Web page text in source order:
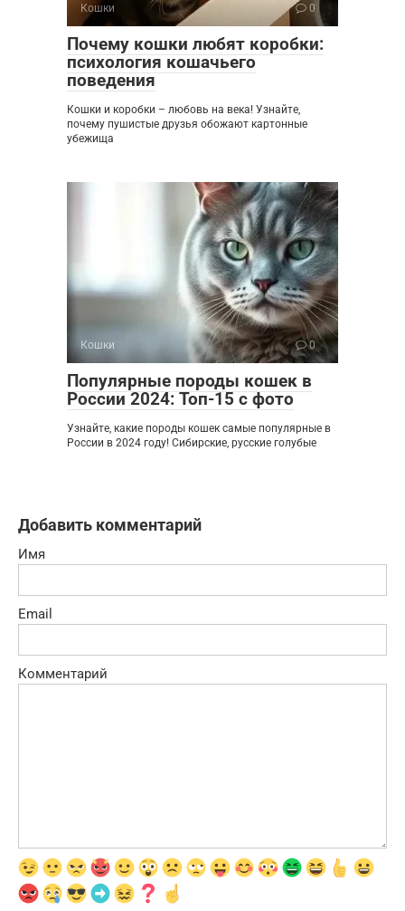
Кошки 0
Почему кошки любят коробки:
психология кошачьего
поведения
Кошки и коробки – любовь на века! Узнайте,
почему пушистые друзья обожают картонные
убежища
Кошки 0
Популярные породы кошек в
России 2024: Топ-15 с фото
Узнайте, какие породы кошек самые популярные в
России в 2024 году! Сибирские, русские голубые
Добавить комментарий
Имя
Email
Комментарий